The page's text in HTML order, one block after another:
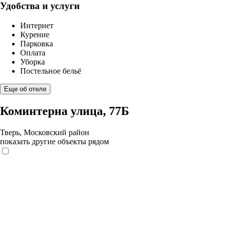
Удобства и услуги
Интернет
Курение
Парковка
Оплата
Уборка
Постельное бельё
Еще об отеле
Коминтерна улица, 77Б
Тверь, Московский район
показать другие объекты рядом